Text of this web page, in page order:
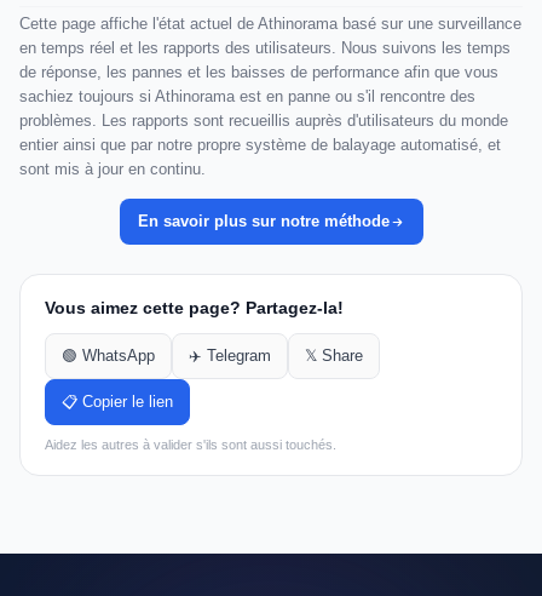
Cette page affiche l'état actuel de Athinorama basé sur une surveillance
en temps réel et les rapports des utilisateurs. Nous suivons les temps
de réponse, les pannes et les baisses de performance afin que vous
sachiez toujours si Athinorama est en panne ou s'il rencontre des
problèmes. Les rapports sont recueillis auprès d'utilisateurs du monde
entier ainsi que par notre propre système de balayage automatisé, et
sont mis à jour en continu.
En savoir plus sur notre méthode
Vous aimez cette page? Partagez-la!
🟢 WhatsApp ✈️ Telegram 𝕏 Share
📋 Copier le lien
Aidez les autres à valider s'ils sont aussi touchés.